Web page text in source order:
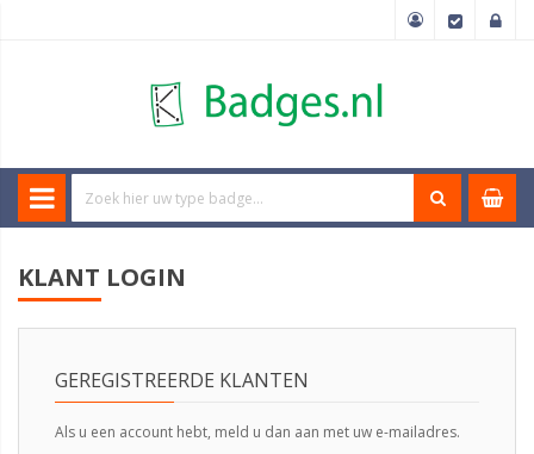
KLANT LOGIN
GEREGISTREERDE KLANTEN
Als u een account hebt, meld u dan aan met uw e-mailadres.